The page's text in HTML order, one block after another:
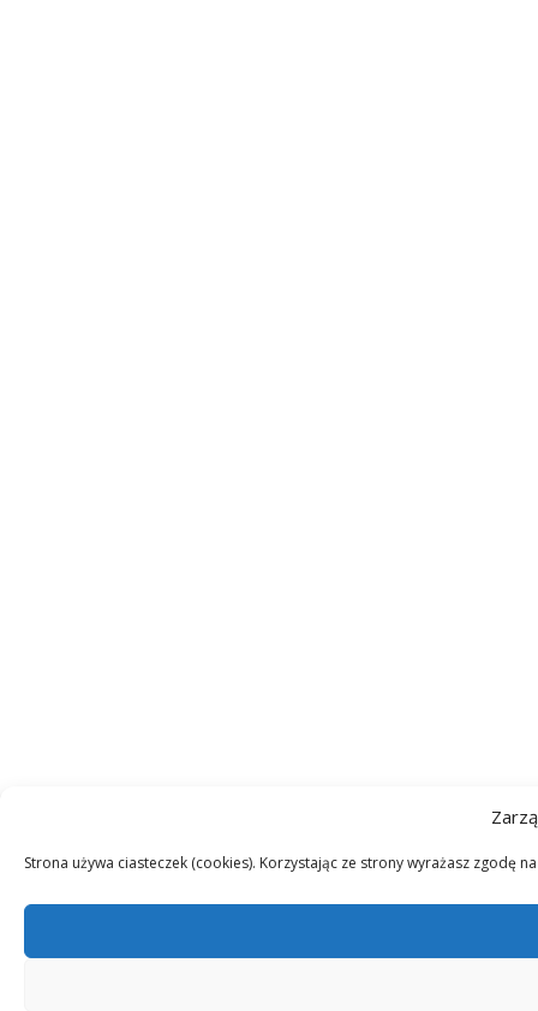
Strona używa ciasteczek (cookies). Korzystając ze strony wyrażasz zgodę